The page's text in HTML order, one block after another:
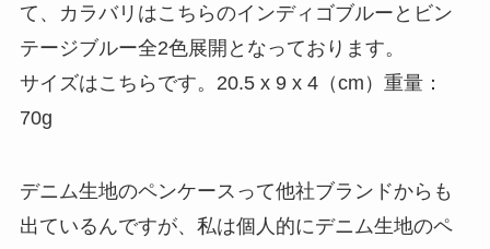
て、
カラバリはこちらのインディゴブルーとビン
テージブルー全2色展開 となっております。
サイズはこちらです。20.5 x 9 x 4（cm）重量：
70g
デニム生地のペンケースって他社ブランドからも
出ているんですが、私は個人的にデニム生地のペ